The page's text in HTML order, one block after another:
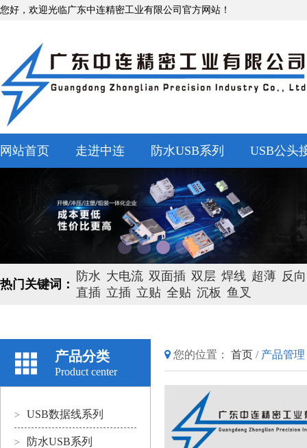
您好，欢迎光临广东中连精密工业有限公司官方网站！
网站首页 走进中连 防水USB系列 USB公头
热门关键词：
防水 大电流 双面插 双层 焊线 超薄 反向
直插 立插 立贴 全贴 沉板 鱼叉
产品分类
Product center
> USB数据线系列
> 防水USB系列
您的位置： 首页 / 产品管理